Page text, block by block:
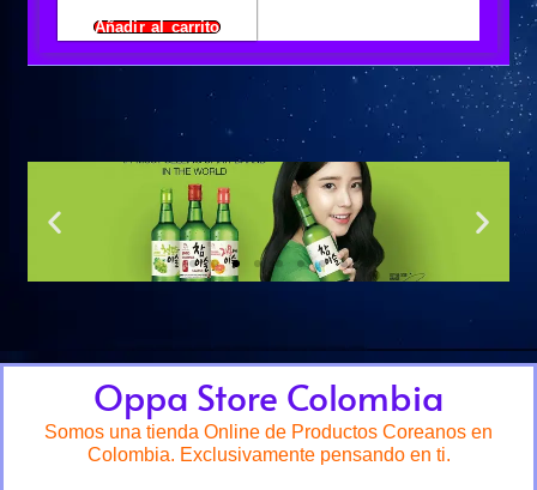
Añadir al carrito
Oppa Store Colombia
Somos una tienda Online de Productos Coreanos en
Colombia. Exclusivamente pensando en ti.